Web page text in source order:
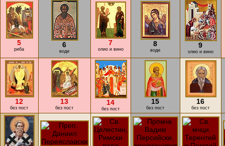
5
риба
6
води
7
олио и вино
8
води
9
олио и вино
12
без пост
13
без пост
14
без пост
15
без пост
16
без пост